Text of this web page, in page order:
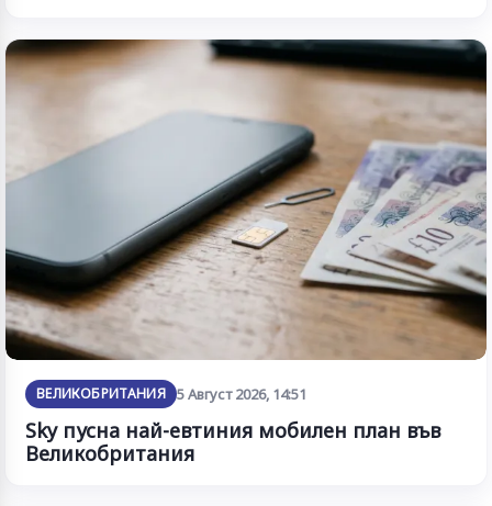
ВЕЛИКОБРИТАНИЯ 5 Август 2026, 14:51
Sky пусна най-евтиния мобилен план във
Великобритания